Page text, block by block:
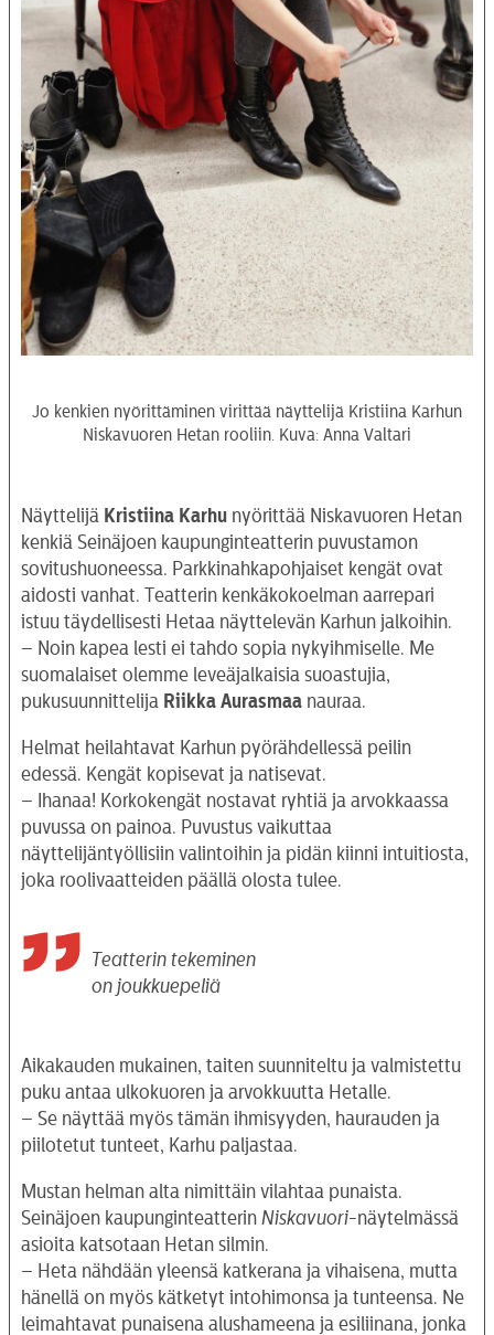
Jo kenkien nyörittäminen virittää näyttelijä Kristiina Karhun
Niskavuoren Hetan rooliin. Kuva: Anna Valtari
Näyttelijä Kristiina Karhu nyörittää Niskavuoren Hetan
kenkiä Seinäjoen kaupunginteatterin puvustamon
sovitushuoneessa. Parkkinahkapohjaiset kengät ovat
aidosti vanhat. Teatterin kenkäkokoelman aarrepari
istuu täydellisesti Hetaa näyttelevän Karhun jalkoihin.
– Noin kapea lesti ei tahdo sopia nykyihmiselle. Me
suomalaiset olemme leveäjalkaisia suoastujia,
pukusuunnittelija Riikka Aurasmaa nauraa.
Helmat heilahtavat Karhun pyörähdellessä peilin
edessä. Kengät kopisevat ja natisevat.
– Ihanaa! Korkokengät nostavat ryhtiä ja arvokkaassa
puvussa on painoa. Puvustus vaikuttaa
näyttelijäntyöllisiin valintoihin ja pidän kiinni intuitiosta,
joka roolivaatteiden päällä olosta tulee.
Teatterin tekeminen
on joukkuepeliä
Aikakauden mukainen, taiten suunniteltu ja valmistettu
puku antaa ulkokuoren ja arvokkuutta Hetalle.
– Se näyttää myös tämän ihmisyyden, haurauden ja
piilotetut tunteet, Karhu paljastaa.
Mustan helman alta nimittäin vilahtaa punaista.
Seinäjoen kaupunginteatterin Niskavuori-näytelmässä
asioita katsotaan Hetan silmin.
– Heta nähdään yleensä katkerana ja vihaisena, mutta
hänellä on myös kätketyt intohimonsa ja tunteensa. Ne
leimahtavat punaisena alushameena ja esiliinana, jonka